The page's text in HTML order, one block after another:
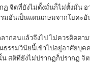
ฏ จิตที่ยังไม่ตั้งมั่นก็ไม่ตั้งมั่น
มอันเป็นแดนเกษมจากโยคะ
าก่อนแล้วจึงไป ไม่ควรติดตา
รรมวินัยนี้เข้าไปอยู่อาศัยบุค
น สติที่ยังไม่ปรากฏก็ปรากฏ จิ